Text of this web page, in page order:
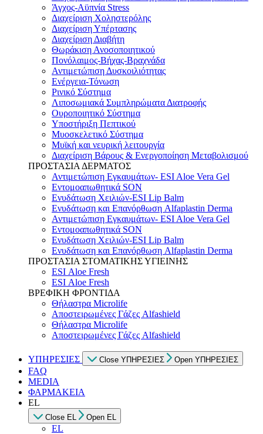
Άγχος-Αϋπνία Stress
Διαχείριση Χοληστερόλης
Διαχείριση Υπέρτασης
Διαχείριση Διαβήτη
Θωράκιση Ανοσοποιητικού
Πονόλαιμος-Βήχας-Βραχνάδα
Αντιμετώπιση Δυσκοιλιότητας
Eνέργεια-Τόνωση
Ρινικό Σύστημα
Λιποσωμιακά Συμπληρώματα Διατροφής
Ουροποιητικό Σύστημα
Υποστήριξη Πεπτικού
Μυοσκελετικό Σύστημα
Μυϊκή και νευρική λειτουργία
Διαχείριση Βάρους & Ενεργοποίηση Μεταβολισμού
ΠΡΟΣΤΑΣΙΑ ΔΕΡΜΑΤΟΣ
Αντιμετώπιση Εγκαυμάτων- ESI Aloe Vera Gel
Εντομοαπωθητικά SON
Ενυδάτωση Χειλιών-ESI Lip Balm
Ενυδάτωση και Επανόρθωση Alfaplastin Derma
Αντιμετώπιση Εγκαυμάτων- ESI Aloe Vera Gel
Εντομοαπωθητικά SON
Ενυδάτωση Χειλιών-ESI Lip Balm
Ενυδάτωση και Επανόρθωση Alfaplastin Derma
ΠΡΟΣΤΑΣΙΑ ΣΤΟΜΑΤΙΚΗΣ ΥΓΙΕΙΝΗΣ
ESI Αloe Fresh
ESI Αloe Fresh
ΒΡΕΦΙΚΗ ΦΡΟΝΤΙΔΑ
Θήλαστρα Microlife
Αποστειρωμένες Γάζες Alfashield
Θήλαστρα Microlife
Αποστειρωμένες Γάζες Alfashield
ΥΠΗΡΕΣΙΕΣ Close ΥΠΗΡΕΣΙΕΣ Open ΥΠΗΡΕΣΙΕΣ
FAQ
MEDIA
ΦΑΡΜΑΚΕΙΑ
EL
Close EL Open EL
EL